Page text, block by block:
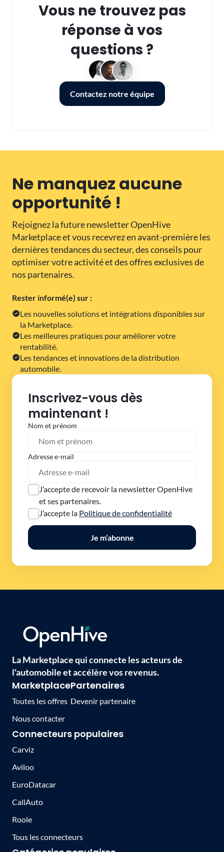
Vous ne trouvez pas
réponse à vos
questions ?
Contactez notre équipe
Ne manquez aucune
opportunité !
Rejoignez la future newsletter OpenHive
Marketplace et vous recevrez en avant-première les
dernières tendances du secteur, des conseils pour
optimiser votre activité et des offres exclusives de
nos partenaires.
Rester informé(e) sur :
Les nouvelles solutions et intégrations disponibles sur
la Marketplace.
Les meilleures pratiques pour améliorer votre
rentabilité.
Les tendances et innovations de la distribution
automobile.
Inscrivez-vous dès
maintenant !
Nom et prénom
Adresse e-mail
J’accepte de recevoir la newsletter OpenHive
et ses partenaires.
J’accepte la Politique de confidentialité
Je m’abonne
La Marketplace qui connecte les acteurs de
l'automobile et accélère vos revenus.
Marketplace
Toutes les offres
Nous contacter
Partenaires
Devenir partenaire
Connecteurs populaires
Carviz
Aviloo
EuroDatacar
CallAuto
Roole
Tous les connecteurs